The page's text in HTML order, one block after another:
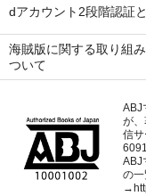
dアカウント2段階認証
海賊版に関する取り組
ついて
ABJ
が
信
ABJ
の
→